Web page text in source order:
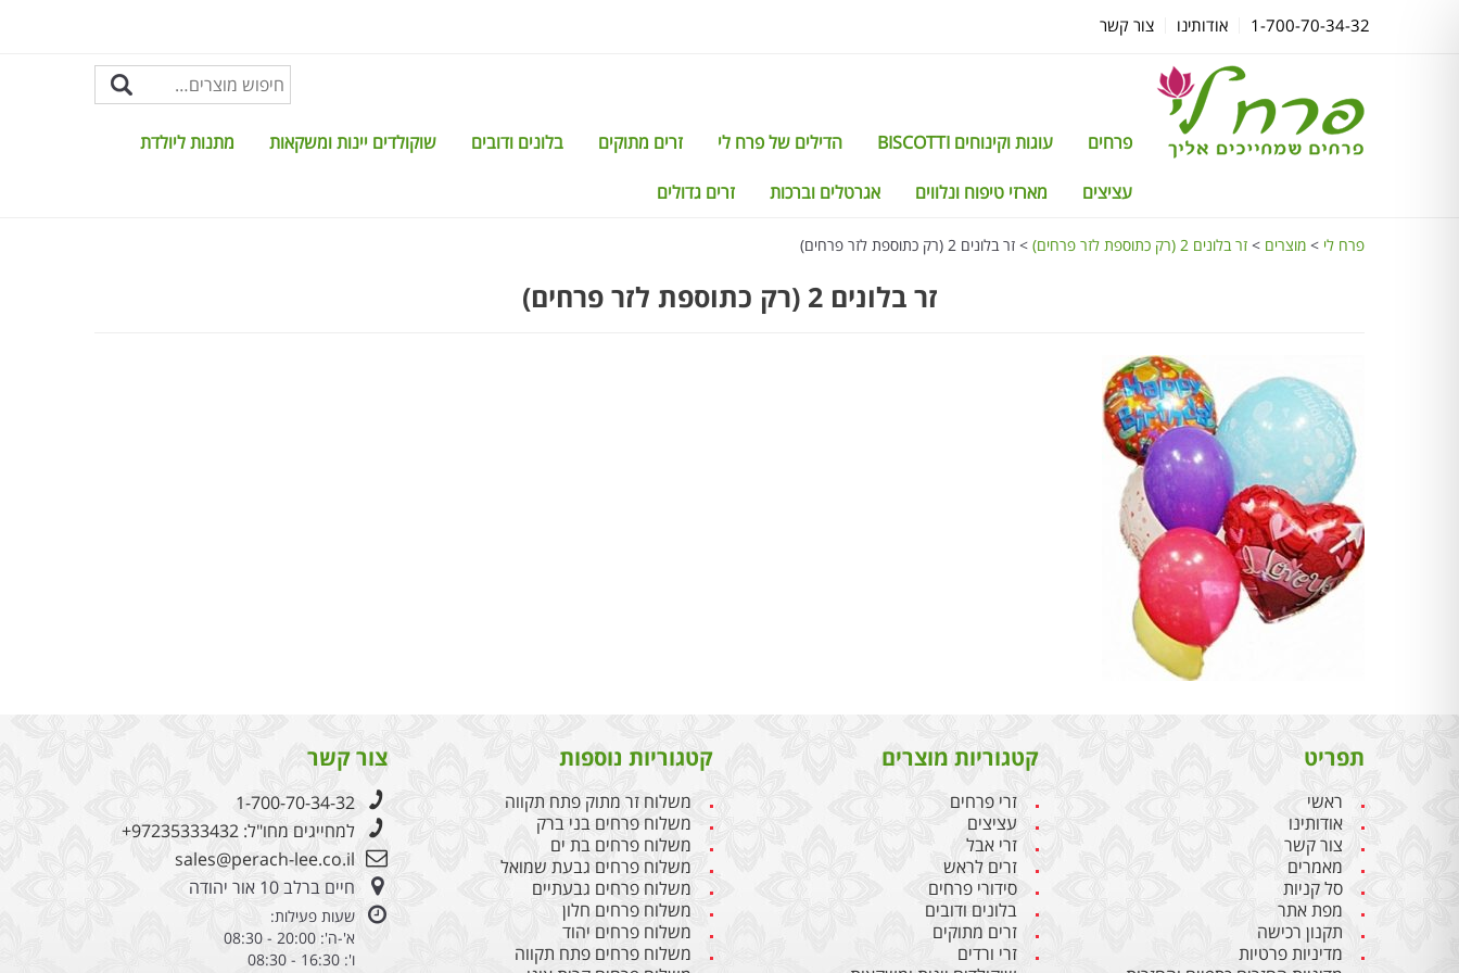
1-700-70-34-32 אודותינו צור קשר
פרחים עוגות וקינוחים BISCOTTI הדילים של פרח לי זרים מתוקים בלונים ודובים שוקולדים יינות ומשקאות מתנות ליולדת
עציצים מארזי טיפוח ונלווים אגרטלים וברכות זרים גדולים
פרח לי > מוצרים > זר בלונים 2 (רק כתוספת לזר פרחים) > זר בלונים 2 (רק כתוספת לזר פרחים)
זר בלונים 2 (רק כתוספת לזר פרחים)
תפריט
ראשי
אודותינו
צור קשר
מאמרים
סל קניות
מפת אתר
תקנון רכישה
מדיניות פרטיות
קטגוריות מוצרים
זרי פרחים
עציצים
זרי אבל
זרים לראש
סידורי פרחים
בלונים ודובים
זרים מתוקים
זרי ורדים
קטגוריות נוספות
משלוח זר מתוק פתח תקווה
משלוח פרחים בני ברק
משלוח פרחים בת ים
משלוח פרחים גבעת שמואל
משלוח פרחים גבעתיים
משלוח פרחים חלון
משלוח פרחים יהוד
משלוח פרחים פתח תקווה
צור קשר
1-700-70-34-32
למחייגים מחו"ל: +97235333432
sales@perach-lee.co.il
חיים ברלב 10 אור יהודה
שעות פעילות:
א'-ה': 20:00 - 08:30
ו': 16:30 - 08:30